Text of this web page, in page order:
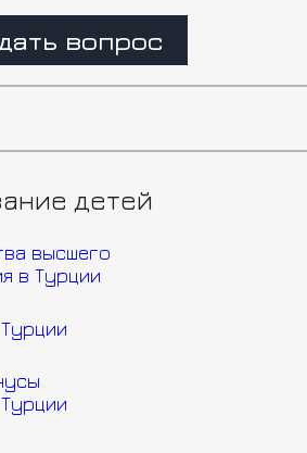
вопрос
детей
высшего
в Турции